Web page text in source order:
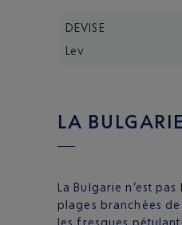
DEVISE
Lev
LA
La Bulgarie n’est
plages branchées
les fresques